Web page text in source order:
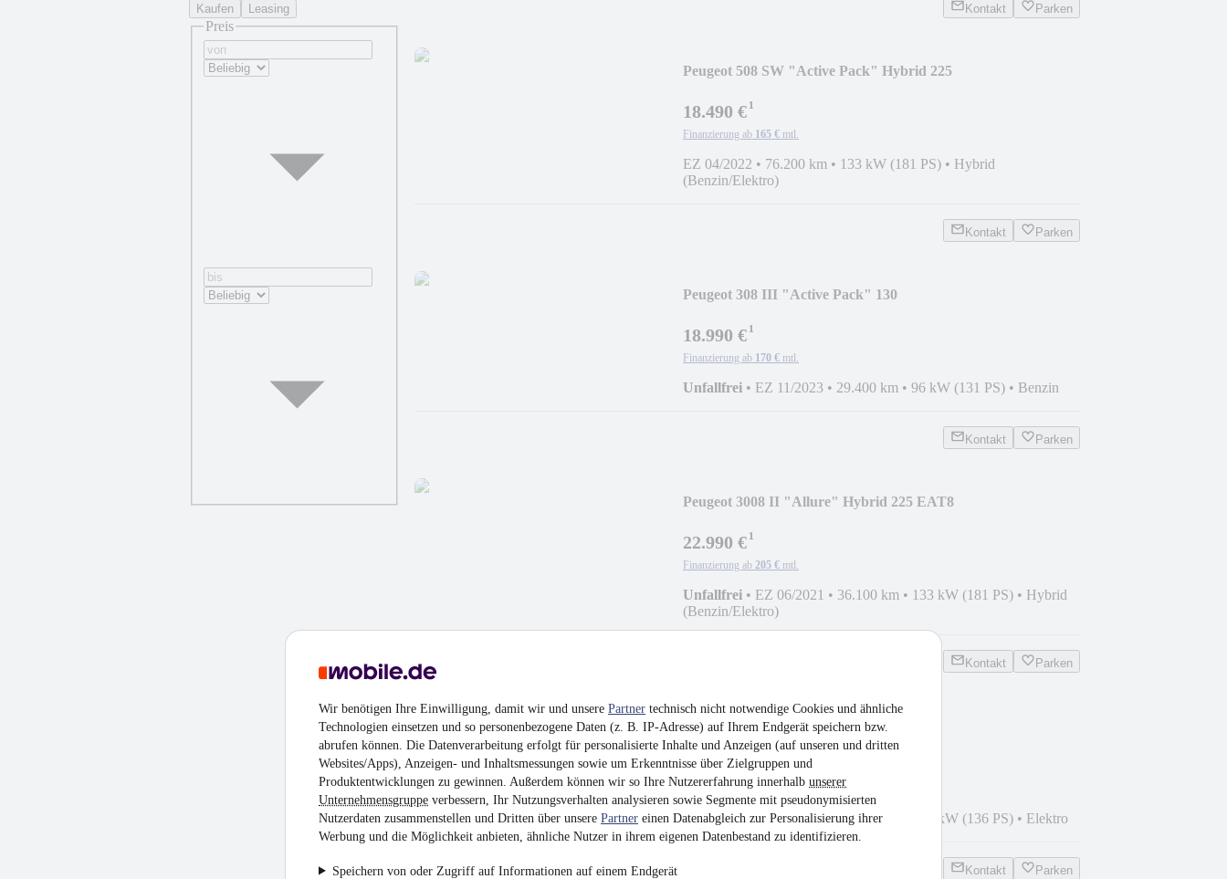
Wir benötigen Ihre Einwilligung, damit wir und unsere Partner technisch nicht notwendige Cookies und ähnliche
Technologien einsetzen und so personenbezogene Daten (z. B. IP-Adresse) auf Ihrem Endgerät speichern bzw.
abrufen können. Die Datenverarbeitung erfolgt für personalisierte Inhalte und Anzeigen (auf unseren und dritten
Websites/Apps), Anzeigen- und Inhaltsmessungen sowie um Erkenntnisse über Zielgruppen und
Produktentwicklungen zu gewinnen. Außerdem können wir so Ihre Nutzererfahrung innerhalb unserer
Unternehmensgruppe verbessern, Ihr Nutzungsverhalten analysieren sowie Segmente mit pseudonymisierten
Nutzerdaten zusammenstellen und Dritten über unsere Partner einen Datenabgleich zur Personalisierung ihrer
Werbung und die Möglichkeit anbieten, ähnliche Nutzer in ihrem eigenen Datenbestand zu identifizieren.
Speichern von oder Zugriff auf Informationen auf einem Endgerät
Kaufen Leasing
Preis
Kontakt Parken
Peugeot 508 SW "Active Pack" Hybrid 225
18.490 €¹
Finanzierung ab 165 € mtl.
EZ 04/2022 • 76.200 km • 133 kW (181 PS) • Hybrid
(Benzin/Elektro)
Kontakt Parken
Peugeot 308 III "Active Pack" 130
18.990 €¹
Finanzierung ab 170 € mtl.
Unfallfrei • EZ 11/2023 • 29.400 km • 96 kW (131 PS) • Benzin
Kontakt Parken
Peugeot 3008 II "Allure" Hybrid 225 EAT8
22.990 €¹
Finanzierung ab 205 € mtl.
Unfallfrei • EZ 06/2021 • 36.100 km • 133 kW (181 PS) • Hybrid
(Benzin/Elektro)
Kontakt Parken
Peugeot 2008 Elektro "GT Pack" 136
19.490 €¹
Finanzierung ab 174 € mtl.
Unfallfrei•EZ 12/2021•31.900 km 100 kW (136 PS) • Elektro
Kontakt Parken